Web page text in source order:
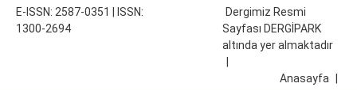
E-ISSN: 2587-0351 | ISSN:
1300-2694
Dergimiz Resmi
Sayfası DERGİPARK
altında yer almaktadır
Anasayfa